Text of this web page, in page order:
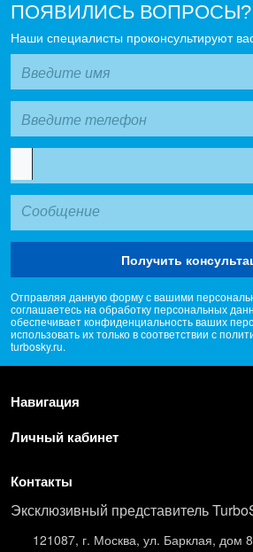
ПОЯВИЛИСЬ ВОПРОСЫ?
Наши специалисты проконсультируют
Получить
Отправляя данную форму с вашими
соглашаетесь на обработку персональных
обеспечивает конфиденциальность ваших
использовать их только в соответствии с
turbosky.ru.
Навигация
Личный кабинет
Контакты
Эксклюзивный представитель
121087, г. Москва, ул. Барклая, дом